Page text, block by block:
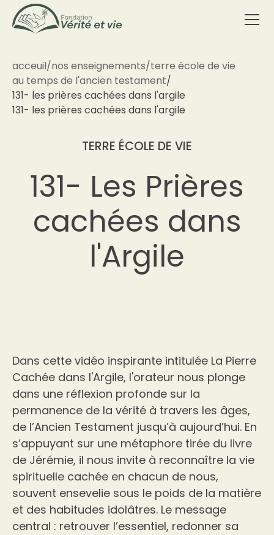
acceuil/nos enseignements/terre école de vie
au temps de l'ancien testament/
131- les prières cachées dans l'argile
131- les prières cachées dans l'argile
TERRE ÉCOLE DE VIE
131- Les Prières
cachées dans
l'Argile
Dans cette vidéo inspirante intitulée La Pierre
Cachée dans l'Argile, l'orateur nous plonge
dans une réflexion profonde sur la
permanence de la vérité à travers les âges,
de l’Ancien Testament jusqu’à aujourd’hui. En
s’appuyant sur une métaphore tirée du livre
de Jérémie, il nous invite à reconnaître la vie
spirituelle cachée en chacun de nous,
souvent ensevelie sous le poids de la matière
et des habitudes idolâtres. Le message
central : retrouver l’essentiel, redonner sa